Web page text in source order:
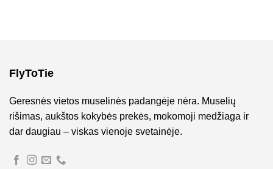
FlyToTie
Geresnės vietos muselinės padangėje nėra. Muselių
rišimas, aukštos kokybės prekės, mokomoji medžiaga ir
dar daugiau – viskas vienoje svetainėje.